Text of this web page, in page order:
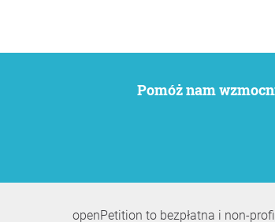
Pomóż nam
openPetition to bezpłatna i non-